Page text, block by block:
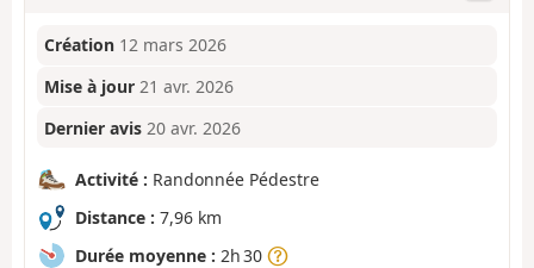
Création 12 mars 2026
Mise à jour 21 avr. 2026
Dernier avis 20 avr. 2026
Activité : Randonnée Pédestre
Distance : 7,96 km
Durée moyenne : 2h 30